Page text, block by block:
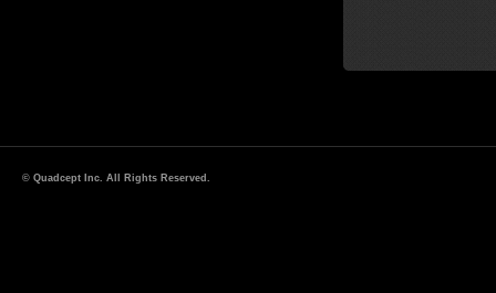
© Quadcept Inc. All Rights Reserved.